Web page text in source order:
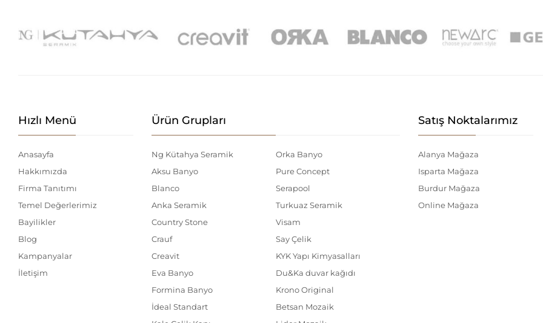
Hızlı Menü
Anasayfa
Hakkımızda
Firma Tanıtımı
Temel Değerlerimiz
Bayilikler
Blog
Kampanyalar
İletişim
Ürün Grupları
Ng Kütahya Seramik
Aksu Banyo
Blanco
Anka Seramik
Country Stone
Crauf
Creavit
Eva Banyo
Formina Banyo
İdeal Standart
Orka Banyo
Pure Concept
Serapool
Turkuaz Seramik
Visam
Say Çelik
KYK Yapı Kimyasalları
Du&Ka duvar kağıdı
Krono Original
Betsan Mozaik
Satış Noktalarımız
Alanya Mağaza
Isparta Mağaza
Burdur Mağaza
Online Mağaza